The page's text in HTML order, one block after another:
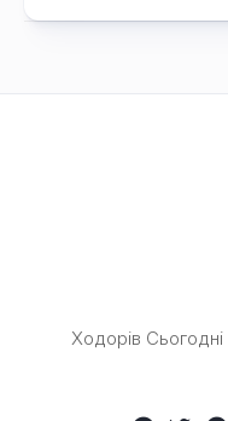
Ходорів